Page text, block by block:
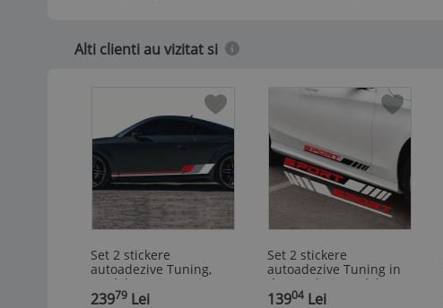
Alti clienti au vizitat si
Set 2 stickere
autoadezive Tuning,
model "Racing Stripes
V2", dimensiune 180 x
23979Lei
Set 2 stickere
autoadezive Tuning in
doua culori, model
"Racing Stripes V3",
13904Lei